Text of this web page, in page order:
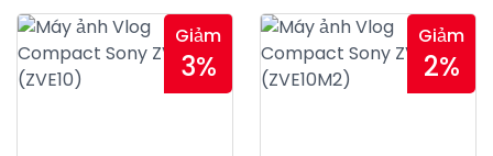
(0) (0)
Giảm
3%
Giảm
2%